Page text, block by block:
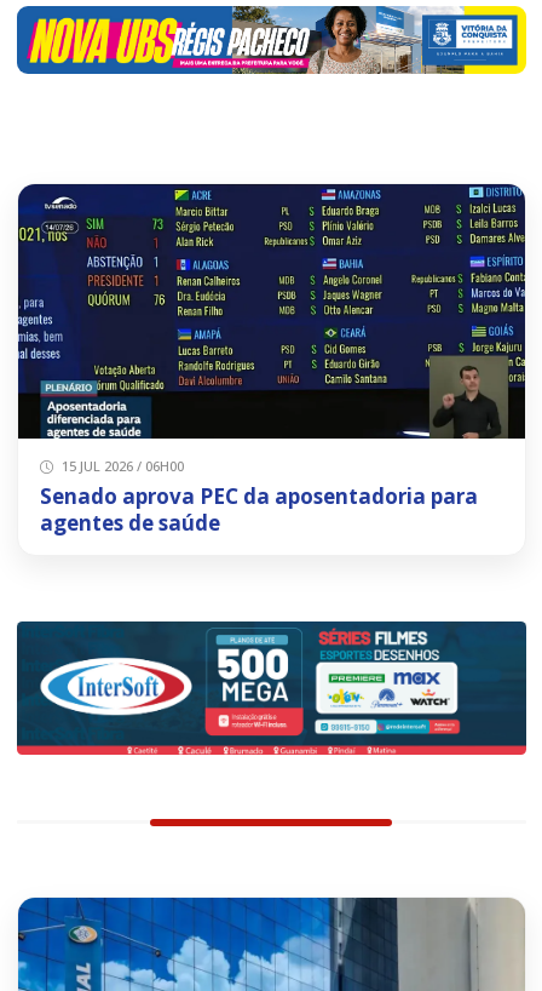
15 JUL 2026 / 06H00
Senado aprova PEC da aposentadoria para
agentes de saúde